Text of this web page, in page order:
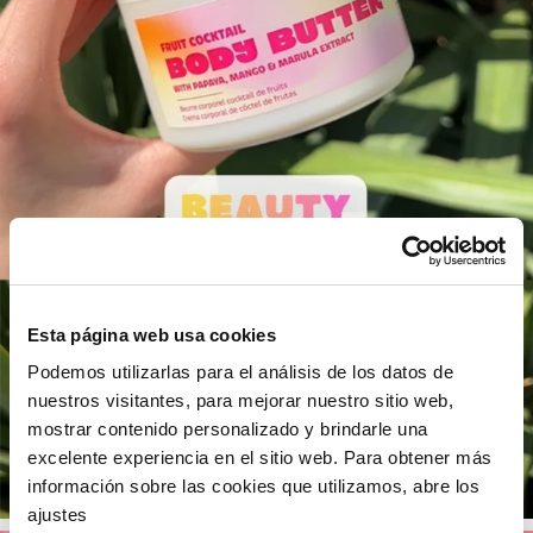
Esta página web usa cookies
Podemos utilizarlas para el análisis de los datos de
nuestros visitantes, para mejorar nuestro sitio web,
mostrar contenido personalizado y brindarle una
excelente experiencia en el sitio web. Para obtener más
información sobre las cookies que utilizamos, abre los
ajustes
PrimaPrix Centre Deux
7 Rue des Docteurs Charcot
Ouvert de 8.30 à 19.30
Aller à la boutique
Plus de détails
PrimaPrix Espace Saint Quentin
Ouvert de 8.30 à 20.30
PrimaPrix Guy Moquet
65 Rue Guy Môquet
Ouvert de 8.30 à 20.30
Aller à la boutique